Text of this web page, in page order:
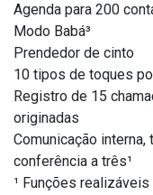
Agenda para 200
Modo Babá³
Prendedor de cinto
10 tipos de toques
Registro de 15
originadas
Comunicação
conferência a três¹
¹ Funções